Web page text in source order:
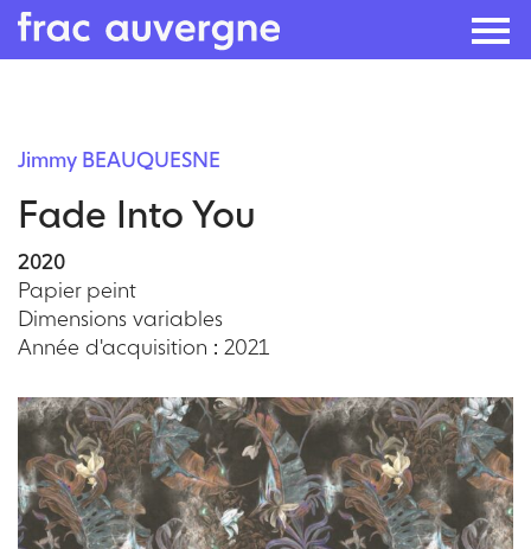
content
Jimmy BEAUQUESNE
Fade Into You
2020
Papier peint
Dimensions variables
Année d'acquisition : 2021